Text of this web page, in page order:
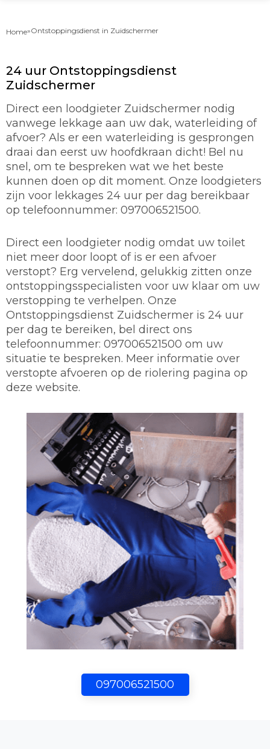
Home»Ontstoppingsdienst in Zuidschermer
097006521500
24 uur Ontstoppingsdienst
Zuidschermer
Direct een loodgieter Zuidschermer nodig
vanwege lekkage aan uw dak, waterleiding of
afvoer? Als er een waterleiding is gesprongen
draai dan eerst uw hoofdkraan dicht! Bel nu
snel, om te bespreken wat we het beste
kunnen doen op dit moment. Onze loodgieters
zijn voor lekkages 24 uur per dag bereikbaar
op telefoonnummer: 097006521500.
Direct een loodgieter nodig omdat uw toilet
niet meer door loopt of is er een afvoer
verstopt? Erg vervelend, gelukkig zitten onze
ontstoppingsspecialisten voor uw klaar om uw
verstopping te verhelpen. Onze
Ontstoppingsdienst Zuidschermer is 24 uur
per dag te bereiken, bel direct ons
telefoonnummer: 097006521500 om uw
situatie te bespreken. Meer informatie over
verstopte afvoeren op de riolering pagina op
deze website.